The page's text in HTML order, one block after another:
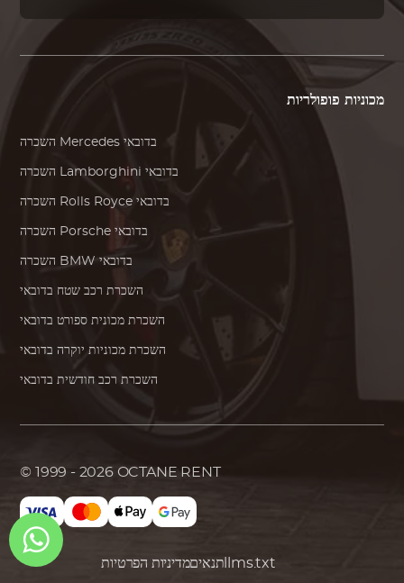
מכוניות פופולריות
Mercedes בדובאי
Lamborghini בדובאי
Rolls Royce בדובאי
Porsche בדובאי
BMW בדובאי
השכרת רכב שטח בדובאי
השכרת מכונית ספורט בדובאי
השכרת מכוניות יוקרה בדובאי
השכרת רכב חודשית בדובאי
© 1999 - 2026 OCTANE RENT
מדיניות הפרטיותתנאים llms.txt